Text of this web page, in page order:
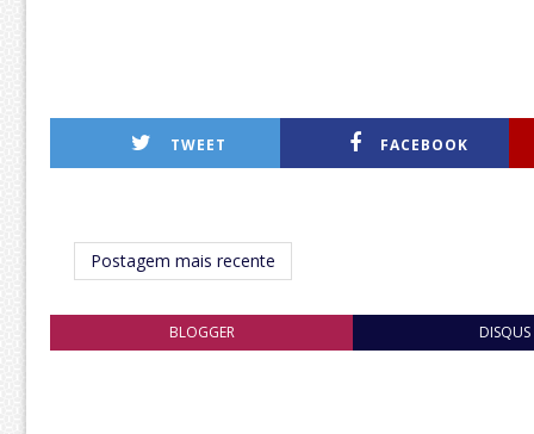
TWEET FACEBOOK
Postagem mais recente
BLOGGER DISQUS